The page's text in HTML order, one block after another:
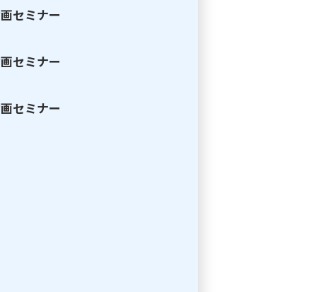
セミナー
セミナー
セミナー